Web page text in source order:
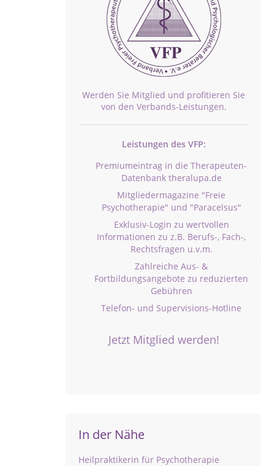
Werden Sie Mitglied und profitieren Sie
von den Verbands-Leistungen.
Leistungen des VFP:
Premiumeintrag in die Therapeuten-
Datenbank theralupa.de
Mitgliedermagazine "Freie
Psychotherapie" und "Paracelsus"
Exklusiv-Login zu wertvollen
Informationen zu z.B. Berufs-, Fach-,
Rechtsfragen u.v.m.
Zahlreiche Aus- &
Fortbildungsangebote zu reduzierten
Gebühren
Telefon- und Supervisions-Hotline
Jetzt Mitglied werden!
In der Nähe
Heilpraktikerin für Psychotherapie